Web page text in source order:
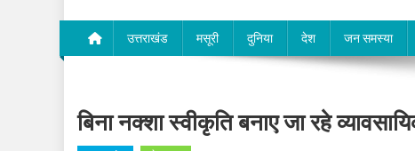
उत्तराखंड मसूरी दुनिया देश जन समस्या
बिना नक्शा स्वीकृति बनाए जा रहे